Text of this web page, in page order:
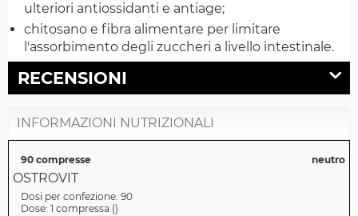
ulteriori antiossidanti e antiage;
chitosano e fibra alimentare per limitare
l'assorbimento degli zuccheri a livello intestinale.
RECENSIONI
INFORMAZIONI NUTRIZIONALI
90 compresse neutro
OSTROVIT
Dosi per confezione: 90
Dose: 1 compressa ()